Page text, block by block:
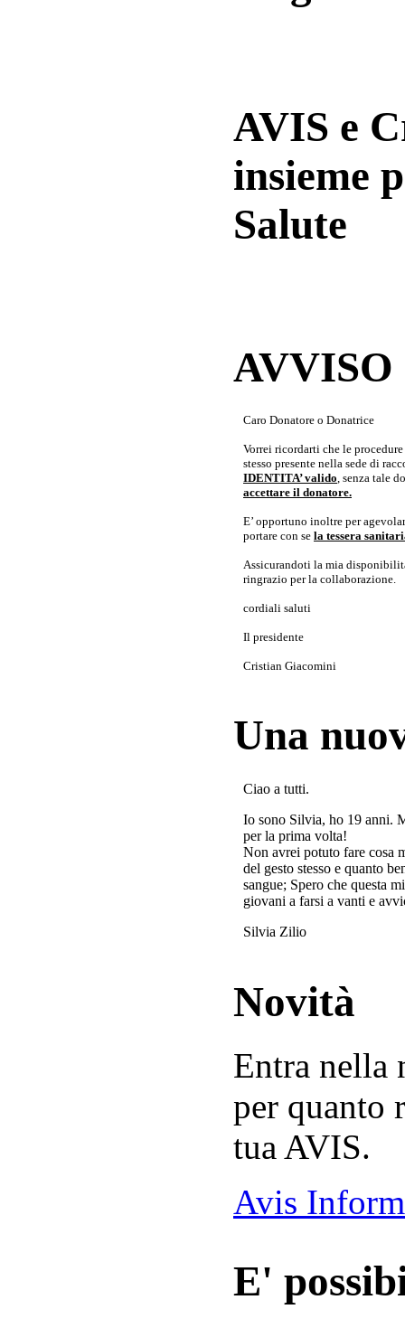
AVIS e
insieme
Salute
Caro Donatore o Donatrice
Vorrei ricordarti che le
stesso presente nella sede di
IDENTITA’ valido, senza tale
accettare il donatore.
E’ opportuno inoltre per
portare con se la tessera
Assicurandoti la mia
ringrazio per la collaborazione.
cordiali saluti
Il presidente
Cristian Giacomini
Una
Ciao a tutti.
Io sono Silvia, ho 19 anni.
per la prima volta!
Non avrei potuto fare cosa
del gesto stesso e quanto
sangue; Spero che questa
giovani a farsi a vanti e
Silvia Zilio
Novità
Entra nella
per quanto
tua AVIS.
Avis
E'